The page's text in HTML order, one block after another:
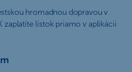
hromadnou dopravou v
zaplatíte lístok priamo v aplikácii